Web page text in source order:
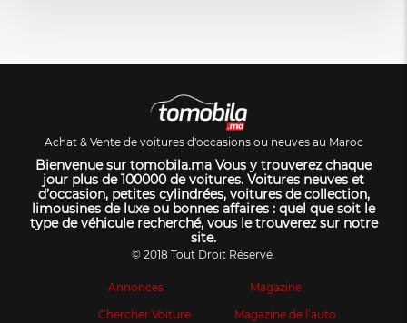
Achat & Vente de voitures d'occasions ou neuves au Maroc
Bienvenue sur tomobila.ma Vous y trouverez chaque
jour plus de 100000 de voitures. Voitures neuves et
d’occasion, petites cylindrées, voitures de collection,
limousines de luxe ou bonnes affaires : quel que soit le
type de véhicule recherché, vous le trouverez sur notre
site.
© 2018 Tout Droit Réservé.
Annonces
Chercher Voiture
Magazine
Magazine de l’auto